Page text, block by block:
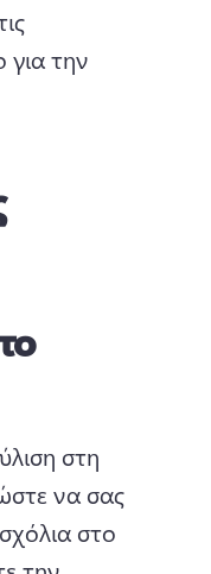
για την
tab) στη
να σας
στο